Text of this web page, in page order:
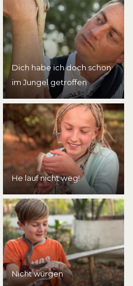
Dich habe ich doch schon
im Jungel getroffen
He lauf nicht weg!
Nicht würgen